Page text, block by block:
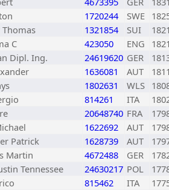
1720244 SWE
1321854 SUI
C 423050 ENG
Dipl. Ing. 24619620 GER
1636081 AUT
1802631 WLS
814261 ITA
20648740 FRA
1622692 AUT
Patrick 1628739 AUT
Martin 4672488 GER
Tennessee 24630217 POL
815462 ITA